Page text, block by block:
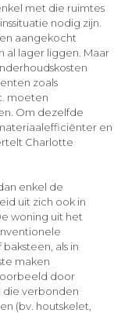
met die ruimtes
nodig zijn.
aangekocht
al lager liggen. Maar
zoals
moeten
Om dezelfde
en
Charlotte
enkel de
uit zich ook in
woning uit het
als in
maken
door
verbonden
(bv. houtskelet,